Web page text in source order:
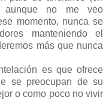
no me veo
momento, nunca se
manteniendo el
más que nunca
es que ofrece
se preocupan de su
o como poco no vivir